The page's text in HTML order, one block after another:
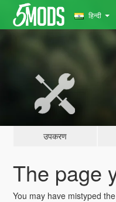
हिन्दी
उपकरण
The page
You may have mistyped